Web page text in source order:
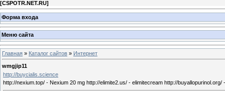
[CSPOTR.NET.RU]
Форма входа
Меню сайта
Главная » Каталог сайтов » Интернет
wmgjip11
http://buycialis.science
http://nexium.top/ - Nexium 20 mg http://elimite2.us/ - elimitecream http://buyallopurinol.org/